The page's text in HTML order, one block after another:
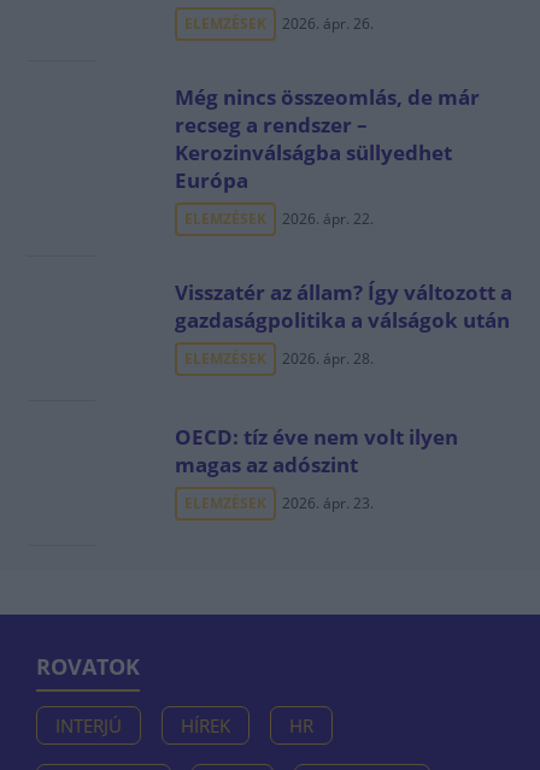
ELEMZÉSEK 2026. ápr. 26.
Még nincs összeomlás, de már
recseg a rendszer –
Kerozinválságba süllyedhet
Európa
ELEMZÉSEK 2026. ápr. 22.
Visszatér az állam? Így változott a
gazdaságpolitika a válságok után
ELEMZÉSEK 2026. ápr. 28.
OECD: tíz éve nem volt ilyen
magas az adószint
ELEMZÉSEK 2026. ápr. 23.
ROVATOK
INTERJÚ HÍREK HR